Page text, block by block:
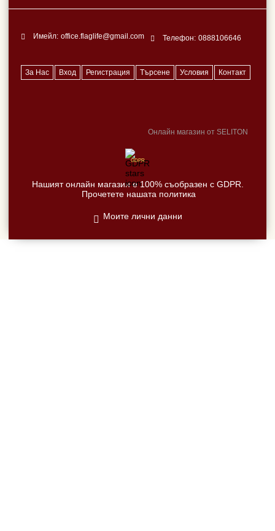
Имейл: office.flaglife@gmail.com Телефон: 0888106646
За Нас Вход Регистрация Търсене Условия Контакт
Онлайн магазин от SELITON
GDPR
Нашият онлайн магазин е 100% съобразен с GDPR.
Прочетете нашата политика
Моите лични данни